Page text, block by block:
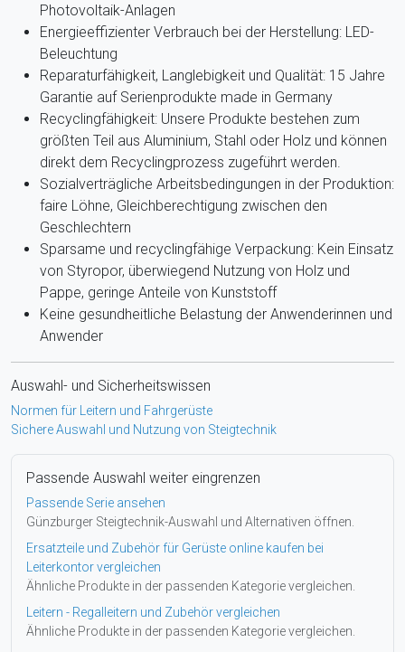
Photovoltaik-Anlagen
Energieeffizienter Verbrauch bei der Herstellung: LED-
Beleuchtung
Reparaturfähigkeit, Langlebigkeit und Qualität: 15 Jahre
Garantie auf Serienprodukte made in Germany
Recyclingfähigkeit: Unsere Produkte bestehen zum
größten Teil aus Aluminium, Stahl oder Holz und können
direkt dem Recyclingprozess zugeführt werden.
Sozialverträgliche Arbeitsbedingungen in der Produktion:
faire Löhne, Gleichberechtigung zwischen den
Geschlechtern
Sparsame und recyclingfähige Verpackung: Kein Einsatz
von Styropor, überwiegend Nutzung von Holz und
Pappe, geringe Anteile von Kunststoff
Keine gesundheitliche Belastung der Anwenderinnen und
Anwender
Auswahl- und Sicherheitswissen
Normen für Leitern und Fahrgerüste
Sichere Auswahl und Nutzung von Steigtechnik
Passende Auswahl weiter eingrenzen
Passende Serie ansehen
Günzburger Steigtechnik-Auswahl und Alternativen öffnen.
Ersatzteile und Zubehör für Gerüste online kaufen bei
Leiterkontor vergleichen
Ähnliche Produkte in der passenden Kategorie vergleichen.
Leitern - Regalleitern und Zubehör vergleichen
Ähnliche Produkte in der passenden Kategorie vergleichen.